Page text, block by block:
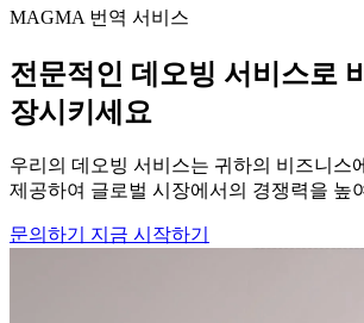
MAGMA 번역 서비스
전문적인 데오빙 서비스로
장시키세요
우리의 데오빙 서비스는 귀하의 비즈니스
제공하여 글로벌 시장에서의 경쟁력을 높
문의하기 지금 시작하기